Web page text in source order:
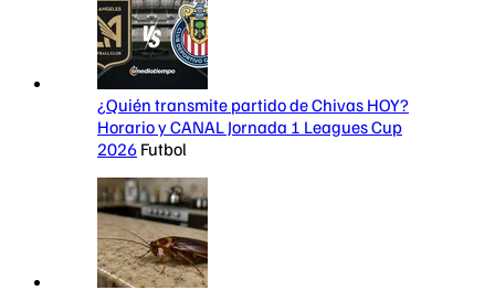
¿Quién transmite partido de Chivas HOY?
Horario y CANAL Jornada 1 Leagues Cup
2026 Futbol